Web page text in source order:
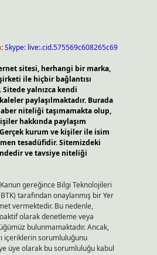
Skype: live:.cid.575569c608265c69
sitesi, herhangi bir marka,
ile hiçbir bağlantısı
yalnızca kendi
paylaşılmaktadır. Burada
niteliği taşımamakta olup,
hakkında paylaşım
kurum ve kişiler ile isim
tesadüfidir. Sitemizdeki
ve tavsiye niteliği
Kanun gereğince Bilgi Teknolojileri
tarafından onaylanmış bir Yer
vermektedir. Bu nedenle,
olarak denetleme veya
bulunmamaktadır. Ancak,
içeriklerin sorumluluğunu
üye olarak bu sorumluluğu kabul